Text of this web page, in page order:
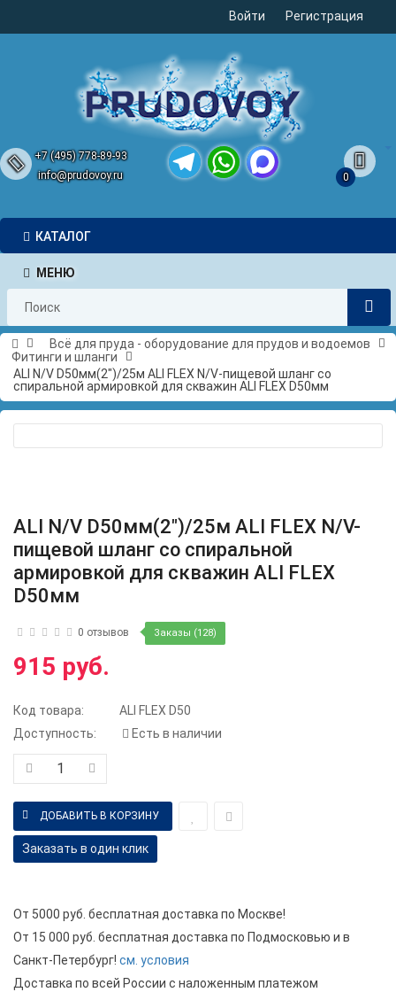
Войти Регистрация
+7 (495) 778-89-93
info@prudovoy.ru
0
КАТАЛОГ
МЕНЮ
Всё для пруда - оборудование для прудов и водоемов
Фитинги и шланги
ALI N/V D50мм(2")/25м ALI FLEX N/V-пищевой шланг со
спиральной армировкой для скважин ALI FLEX D50мм
ALI N/V D50мм(2")/25м ALI FLEX N/V-
пищевой шланг со спиральной
армировкой для скважин ALI FLEX
D50мм
0 отзывов Заказы (128)
915 руб.
Код товара:
ALI FLEX D50
Доступность:
Есть в наличии
Заказать в один клик
От 5000 руб. бесплатная доставка по Москве!
От 15 000 руб. бесплатная доставка по Подмосковью и в
Санкт-Петербург! см. условия
Доставка по всей России с наложенным платежом